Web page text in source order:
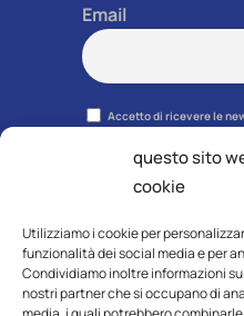
questo sito
cookie
Utilizziamo i cookie per
funzionalità dei social media e per
Condividiamo inoltre informazioni
nostri partner che si occupano di
Email
Accetto di ricevere le
momento grazie al link